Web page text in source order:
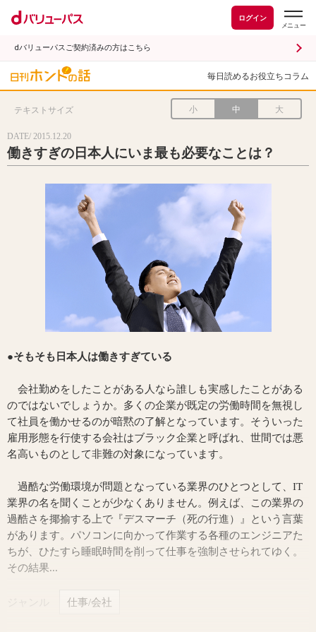
ログイン
dバリューパスご契約済みの方はこちら
毎日読めるお役立ちコラム
テキストサイズ 小 中 大
DATE/ 2015.12.20
働きすぎの日本人にいま最も必要なことは？
●そもそも日本人は働きすぎている
会社勤めをしたことがある人なら誰しも実感したことがある
のではないでしょうか。多くの企業が既定の労働時間を無視し
て社員を働かせるのが暗黙の了解となっています。そういった
雇用形態を行使する会社はブラック企業と呼ばれ、世間では悪
名高いものとして非難の対象になっています。
過酷な労働環境が問題となっている業界のひとつとして、IT
業界の名を聞くことが少なくありません。例えば、この業界の
過酷さを揶揄する上で『デスマーチ（死の行進）』という言葉
があります。パソコンに向かって作業する各種のエンジニアた
ちが、ひたすら睡眠時間を削って仕事を強制させられてゆく。
その結果...
仕事/会社